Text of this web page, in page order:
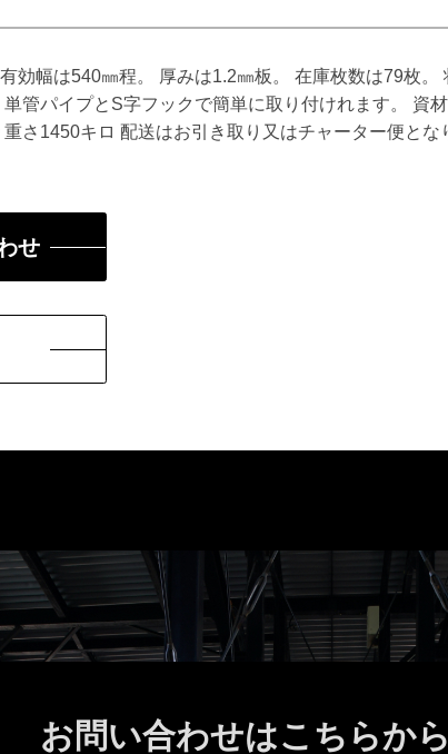
効幅は540㎜程。 厚みは1.2㎜板。 在庫枚数は79枚
管パイプとS字フックで簡単に取り付けれます。 資
さ1450キロ 配送はお引き取り又はチャーター便とな
せ
お問い合わせはこちらから